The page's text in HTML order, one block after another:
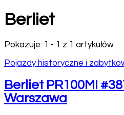
Berliet
Pokazuje: 1 - 1 z 1 artykułów
Pojazdy historyczne i
Berliet PR100MI
Warszawa